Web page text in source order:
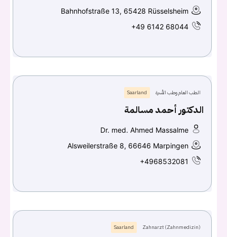
Bahnhofstraße 13, 65428 Rüsselsheim
+49 6142 68044
الطب العام وطب الأسرة Saarland
الدكتور أحمد مسالمة
Dr. med. Ahmed Massalme
Alsweilerstraße 8, 66646 Marpingen
+4968532081
Zahnarzt (Zahnmedizin)
Saarland